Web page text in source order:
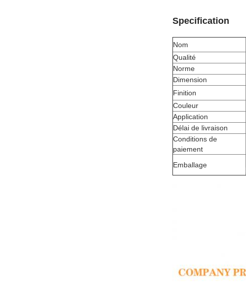
Specification
Nom
Qualité
Norme
Dimension
Finition
Couleur
Application
Délai de livraison
Conditions de
paiement
Emballage